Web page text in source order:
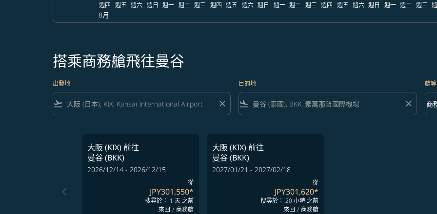
週四
8月
週五 週六 週日 週一 週二 週三 週四 週五 週六 週日 週一 週二 週三 週四 週五 週六 週日 週一 週二 週三
搭乘商務艙飛往曼谷
出發地
flight_takeoff close
目的地
flight_land close
艙等
艙
商
keyboard_arrow_down
keyboard_arrow_left
大阪 (KIX)前往
曼谷 (BKK)
2026/12/14 - 2026/12/15
從
JPY301,550*
搜尋於： 1 天 之前
來回 / 商務艙
大阪 (KIX)前往
曼谷 (BKK)
2027/01/21 - 2027/02/18
從
JPY301,620*
搜尋於： 20 小時 之前
來回 / 商務艙